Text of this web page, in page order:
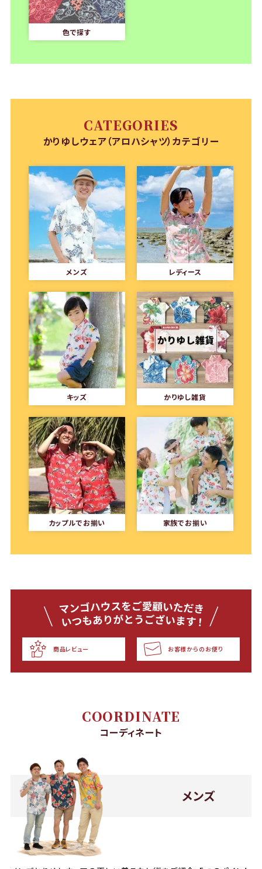
色で探す
CATEGORIES
かりゆしウェア（アロハシャツ）カテゴリー
メンズ レディース
キッズ かりゆし雑貨
カップルでお揃い 家族でお揃い
商品レビュー お客様からのお便り
COORDINATE
コーディネート
メンズ